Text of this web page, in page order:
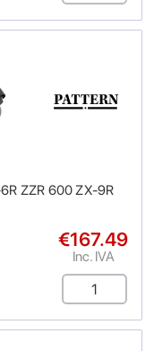
ZZR 600 ZX-9R
€167.49
Inc. IVA